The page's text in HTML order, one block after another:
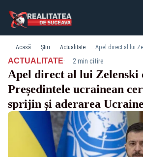
Acasă Știri Actualitate
ACTUALITATE· 2 min citire
Apel direct al lui Zelenski
Președintele ucrainean
sprijin și aderarea